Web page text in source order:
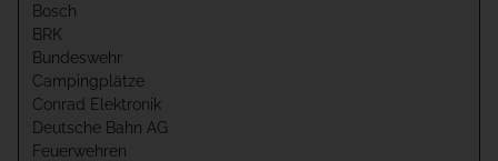
Bosch
BRK
Bundeswehr
Campingplätze
Conrad Elektronik
Deutsche Bahn AG
Feuerwehren